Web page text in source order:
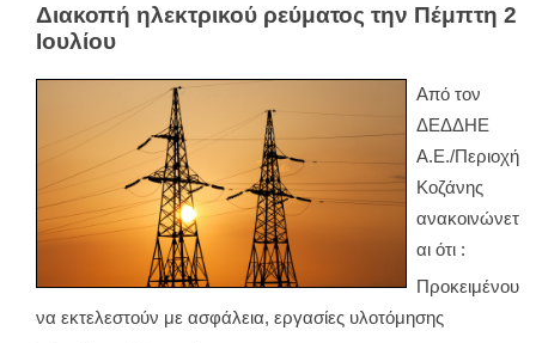
Διακοπή ηλεκτρικού ρεύματος την Πέμπτη 2
Ιουλίου
Από τον
ΔΕΔΔΗΕ
Α.Ε./Περιοχή
Κοζάνης
ανακοινώνετ
αι ότι :
Προκειμένου
να εκτελεστούν με ασφάλεια, εργασίες υλοτόμησης